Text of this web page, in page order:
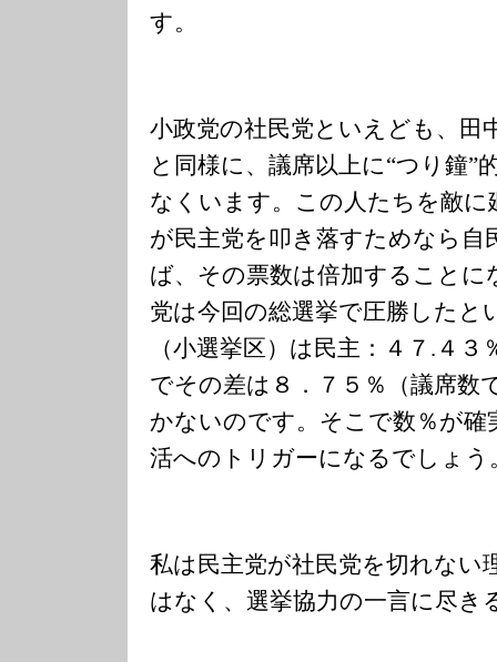
す。
小政党の社民党といえども、田
と同様に、議席以上に“つり鐘”
なくいます。この人たちを敵
が民主党を叩き落すためなら自
ば、その票数は倍加することに
党は今回の総選挙で圧勝したと
（小選挙区）は民主：４７.４
でその差は８．７５％（議席数
かないのです。そこで数％が確
活へのトリガーになるでしょう
私は民主党が社民党を切れない
はなく、選挙協力の一言に尽き